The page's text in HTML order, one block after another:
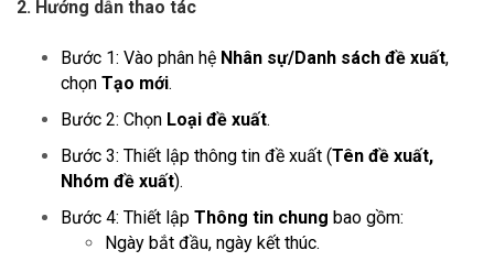
2. Hướng dẫn thao tác
Bước 1: Vào phân hệ Nhân sự/Danh sách đề xuất,
chọn Tạo mới.
Bước 2: Chọn Loại đề xuất.
Bước 3: Thiết lập thông tin đề xuất (Tên đề xuất,
Nhóm đề xuất).
Bước 4: Thiết lập Thông tin chung bao gồm:
Ngày bắt đầu, ngày kết thúc.